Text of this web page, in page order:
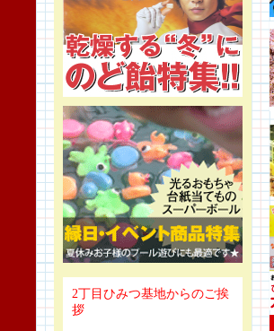
2丁目ひみつ基地からのご挨
拶